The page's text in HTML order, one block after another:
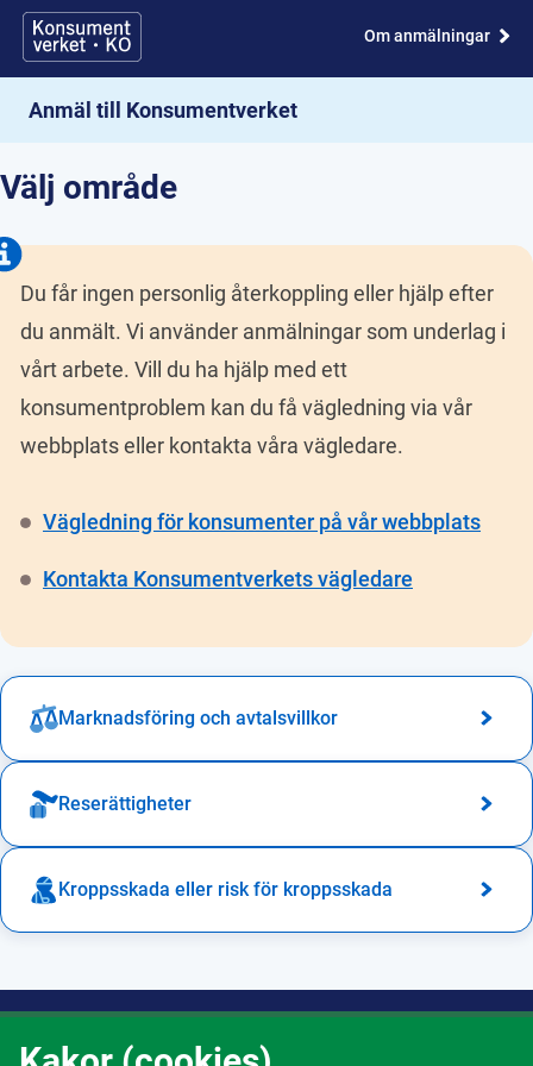
Anmäl till Konsumentverket
Om anmälningar
Välj område
Du får ingen personlig återkoppling eller hjälp efter
du anmält. Vi använder anmälningar som underlag i
vårt arbete. Vill du ha hjälp med ett
konsumentproblem kan du få vägledning via vår
webbplats eller kontakta våra vägledare.
Vägledning för konsumenter på vår webbplats
Kontakta Konsumentverkets vägledare
Marknadsföring och avtalsvillkor
Reserättigheter
Kroppsskada eller risk för kroppsskada
Om webbtjänsten